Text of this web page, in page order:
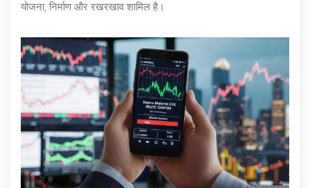
योजना, निर्माण और रखरखाव शामिल है।